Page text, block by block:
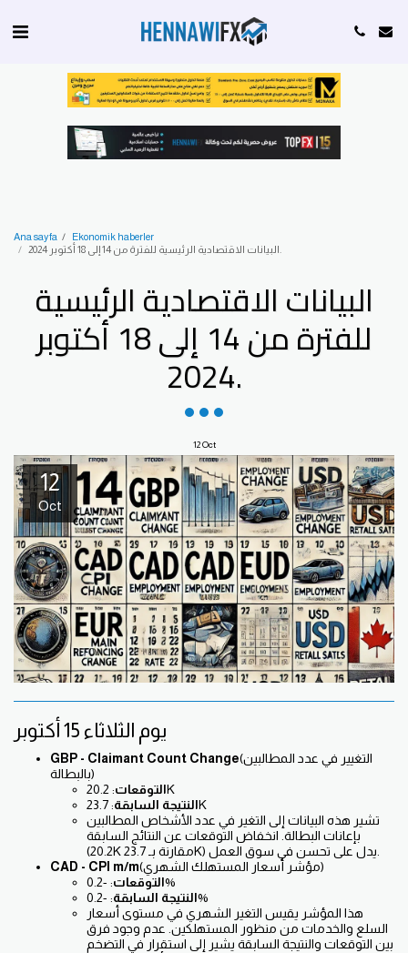
Ana sayfa
Ekonomik haberler
البيانات الاقتصادية الرئيسية
للفترة من 14 إلى 18 أكتوبر
2024.
12Oct
12
Oct
يوم الثلاثاء 15 أكتوبر
GBP - Claimant Count Change(التغيير في عدد المطالبين
بالبطالة)
التوقعات: 20.2K
النتيجة السابقة: 23.7K
تشير هذه البيانات إلى التغير في عدد الأشخاص المطالبين
بإعانات البطالة. انخفاض التوقعات عن النتائج السابقة
CAD - CPI m/m
(مؤشر أسعار المستهلك الشهري)
التوقعات: -0.2%
النتيجة السابقة: -0.2%
هذا المؤشر يقيس التغير الشهري في مستوى أسعار
السلع والخدمات من منظور المستهلكين. عدم وجود فرق
بين التوقعات والنتيجة السابقة يشير إلى استقرار في التضخم